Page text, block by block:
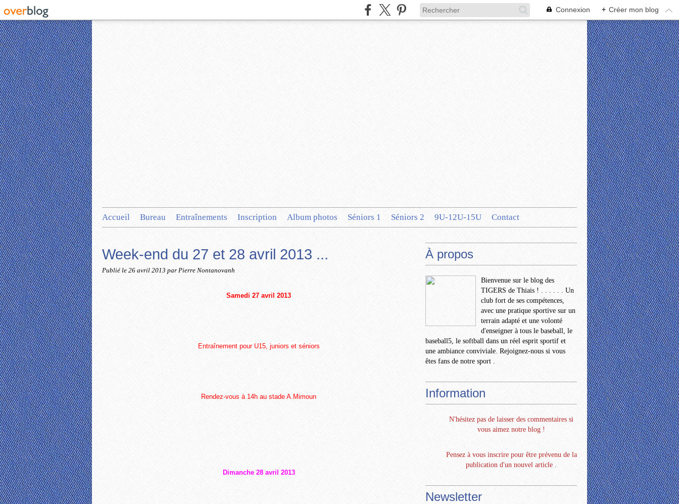
Connexion + Créer mon blog
Accueil Bureau Entraînements Inscription Album photos Séniors 1 Séniors 2 9U-12U-15U Contact
Week-end du 27 et 28 avril 2013 ...
Publié le 26 avril 2013 par Pierre Nontanovanh
Samedi 27 avril 2013
Entraînement pour U15, juniors et séniors
Rendez-vous à 14h au stade A.Mimoun
Dimanche 28 avril 2013
À propos
Bienvenue sur le blog des
TIGERS de Thiais ! . . . . . . Un
club fort de ses compétences,
avec une pratique sportive sur un
terrain adapté et une volonté
d'enseigner à tous le baseball, le
baseball5, le softball dans un réel esprit sportif et
une ambiance conviviale. Rejoignez-nous si vous
êtes fans de notre sport .
Information
N'hésitez pas de laisser des commentaires si
vous aimez notre blog !
Pensez à vous inscrire pour être prévenu de la
publication d'un nouvel article .
Newsletter